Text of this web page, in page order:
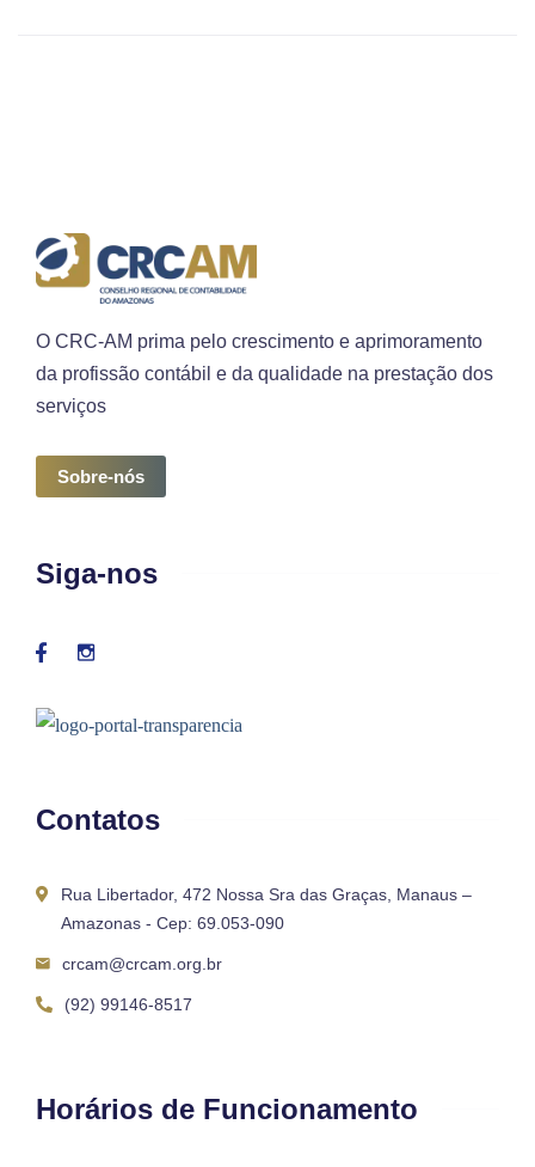
O CRC-AM prima pelo crescimento e aprimoramento
da profissão contábil e da qualidade na prestação dos
serviços
Sobre-nós
Siga-nos
Contatos
Rua Libertador, 472 Nossa Sra das Graças, Manaus –
Amazonas - Cep: 69.053-090
crcam@crcam.org.br
(92) 99146-8517
Horários de Funcionamento